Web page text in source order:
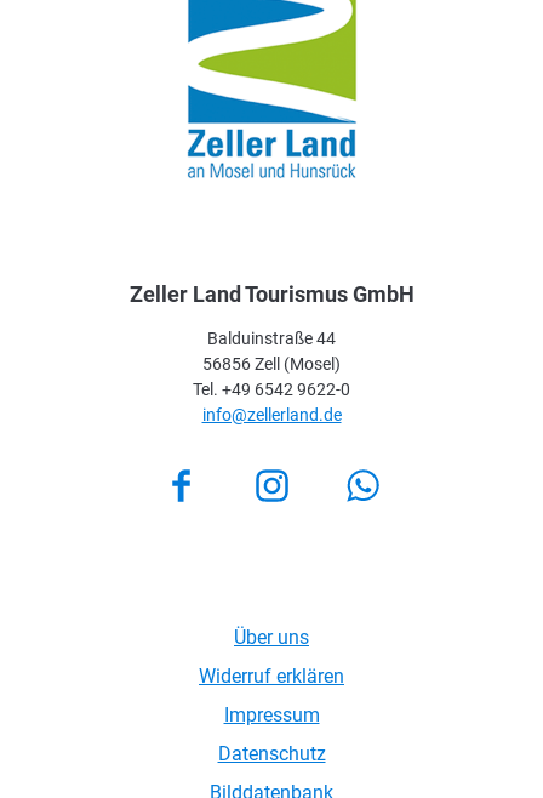
Zeller Land Tourismus GmbH
Balduinstraße 44
56856 Zell (Mosel)
Tel. +49 6542 9622-0
info@zellerland.de
FacebookInstagram
Über uns
Widerruf erklären
Impressum
Datenschutz
Bilddatenbank